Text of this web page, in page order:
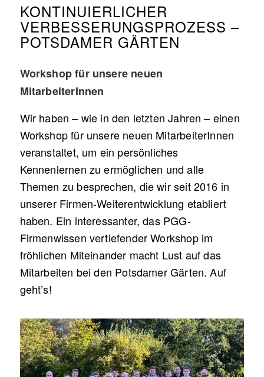
KONTINUIERLICHER
VERBESSERUNGSPROZESS –
POTSDAMER GÄRTEN
Workshop für unsere neuen
MitarbeiterInnen
Wir haben – wie in den letzten Jahren – einen
Workshop für unsere neuen MitarbeiterInnen
veranstaltet, um ein persönliches
Kennenlernen zu ermöglichen und alle
Themen zu besprechen, die wir seit 2016 in
unserer Firmen-Weiterentwicklung etabliert
haben. Ein interessanter, das PGG-
Firmenwissen vertiefender Workshop im
fröhlichen Miteinander macht Lust auf das
Mitarbeiten bei den Potsdamer Gärten. Auf
geht’s!